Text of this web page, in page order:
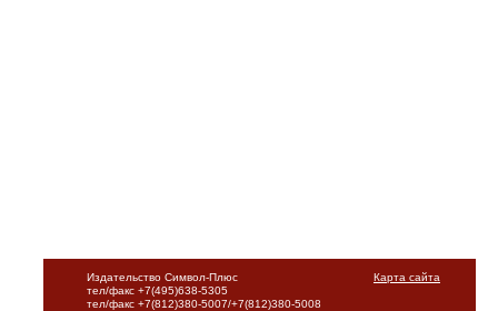
Карта сайта
Издательство Символ-Плюс
тел/факс +7(495)638-5305
тел/факс +7(812)380-5007/+7(812)380-5008